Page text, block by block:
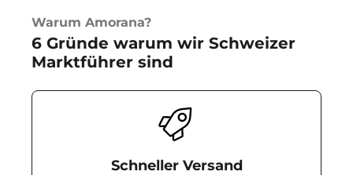
Warum Amorana?
6 Gründe warum wir Schweizer
Marktführer sind
Schneller Versand